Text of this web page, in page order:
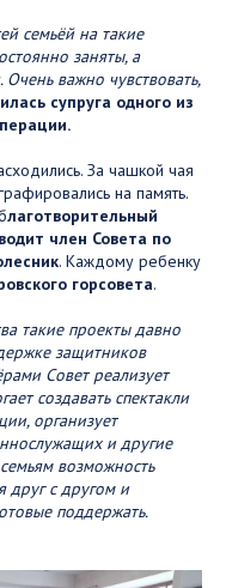
семьёй на такие
заняты, а
важно чувствовать,
супруга одного из
За чашкой чая
на память.
лаготворительный
член Совета по
. Каждому ребенку
горсовета.
такие проекты давно
защитников
Совет реализует
создавать спектакли
организует
и другие
возможность
друг с другом и
поддержать.